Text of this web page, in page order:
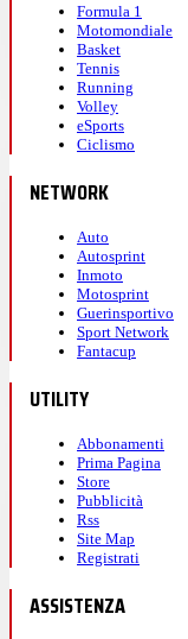
Formula 1
Motomondiale
Basket
Tennis
Running
Volley
eSports
Ciclismo
NETWORK
Auto
Autosprint
Inmoto
Motosprint
Guerinsportivo
Sport Network
Fantacup
UTILITY
Abbonamenti
Prima Pagina
Store
Pubblicità
Rss
Site Map
Registrati
ASSISTENZA